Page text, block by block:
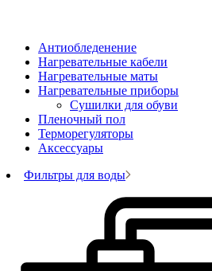
Антиобледенение
Нагревательные кабели
Нагревательные маты
Нагревательные приборы
Сушилки для обуви
Пленочный пол
Терморегуляторы
Аксессуары
Фильтры для воды